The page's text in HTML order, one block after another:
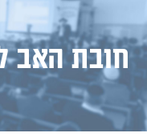
חובת האב